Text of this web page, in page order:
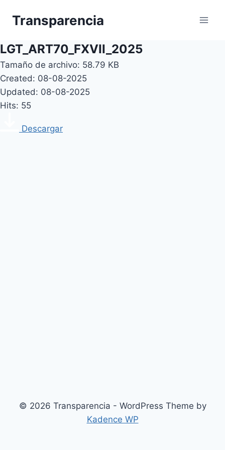
Transparencia
LGT_ART70_FXVII_2025
Tamaño de archivo: 58.79 KB
Created: 08-08-2025
Updated: 08-08-2025
Hits: 55
Descargar
© 2026 Transparencia - WordPress Theme by
Kadence WP